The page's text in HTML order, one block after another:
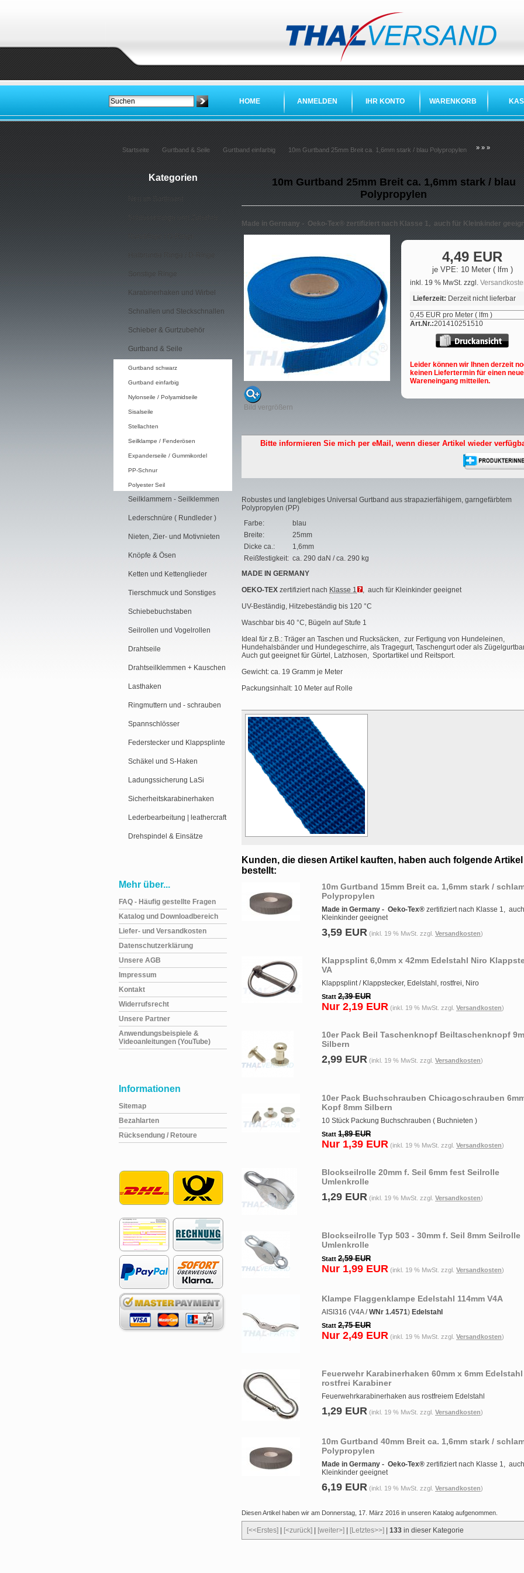
HOME ANMELDEN IHR KONTO WARENKORB
Startseite »
Gurtband & Seile »
Gurtband einfarbig »
10m Gurtband 25mm Breit ca. 1,6mm stark / blau Polypropylen
Kategorien
Neu im Sortiment
Schlüsselringe und Zubehör
Rundringe / O-Ringe
Halbrunde Ringe / D-Ringe
Sonstige Ringe
Karabinerhaken und Wirbel
Schnallen und Steckschnallen
Schieber & Gurtzubehör
Gurtband & Seile
Gurtband schwarz
Gurtband einfarbig
Nylonseile / Polyamidseile
Sisalseile
Stellachten
Seilklampe / Fenderösen
Expanderseile / Gummikordel
PP-Schnur
Polyester Seil
Seilklammern - Seilklemmen
Lederschnüre ( Rundleder )
Nieten, Zier- und Motivnieten
Knöpfe & Ösen
Ketten und Kettenglieder
Tierschmuck und Sonstiges
Schiebebuchstaben
Seilrollen und Vogelrollen
Drahtseile
Drahtseilklemmen + Kauschen
Lasthaken
Ringmuttern und - schrauben
Spannschlösser
Federstecker und Klappsplinte
Schäkel und S-Haken
Ladungssicherung LaSi
Sicherheitskarabinerhaken
Lederbearbeitung | leathercraft
Drehspindel & Einsätze
Mehr über...
FAQ - Häufig gestellte Fragen
Katalog und Downloadbereich
Liefer- und Versandkosten
Datenschutzerklärung
Unsere AGB
Impressum
Kontakt
Widerrufsrecht
Unsere Partner
Anwendungsbeispiele &
Videoanleitungen (YouTube)
Informationen
Sitemap
Bezahlarten
Rücksendung / Retoure
10m Gurtband 25mm Breit ca. 1,6mm stark / blau
Polypropylen
Made in Germany -Oeko-Tex®zertifiziert nach Klasse 1, auch für Kleinkinder
Bild vergrößern
4,49 EUR
je VPE: 10 Meter ( lfm )
inkl. 19 % MwSt. zzgl.
Lieferzeit: Derzeit nicht lieferbar
0,45 EUR pro Meter ( lfm )
Art.Nr.:201410251510
Leider können wir Ihnen derzeit
keinen Liefertermin für einen
Wareneingang mitteilen.
Bitte informieren Sie mich per eMail, wenn dieser Artikel wieder
Robustes und langlebiges Universal Gurtband aus strapazierfähigem, garngefärbtem
Polypropylen (PP)
Farbe:
blau
Breite:
25mm
Dicke ca.:
1,6mm
Reißfestigkeit: ca. 290 daN / ca. 290 kg
MADE IN GERMANY
OEKO-TEX zertifiziert nach Klasse 1
, auch für Kleinkinder geeignet
UV-Beständig, Hitzebeständig bis 120 °C
Waschbar bis 40 °C, Bügeln auf Stufe 1
Ideal für z.B.: Träger an Taschen und Rucksäcken, zur Fertigung von Hundeleinen,
Hundehalsbänder und Hundegeschirre, als Tragegurt, Taschengurt oder als
Auch gut geeignet für Gürtel, Latzhosen, Sportartikel und Reitsport.
Gewicht: ca. 19 Gramm je Meter
Packungsinhalt: 10 Meter auf Rolle
Kunden, die diesen Artikel kauften, haben auch folgende Artikel
bestellt:
10m Gurtband 15mm Breit ca. 1,6mm stark /
Polypropylen
Made in Germany - Oeko-Tex® zertifiziert nach Klasse 1,
Kleinkinder geeignet
3,59 EUR (inkl. 19 % MwSt. zzgl. Versandkosten)
Klappsplint 6,0mm x 42mm Edelstahl Niro
VA
Klappsplint / Klappstecker, Edelstahl, rostfrei, Niro
Statt 2,39 EUR
Nur 2,19 EUR (inkl. 19 % MwSt. zzgl. Versandkosten)
10er Pack Beil Taschenknopf Beiltaschenknopf
Silbern
2,99 EUR (inkl. 19 % MwSt. zzgl. Versandkosten)
10er Pack Buchschrauben Chicagoschrauben
Kopf 8mm Silbern
10 Stück Packung Buchschrauben ( Buchnieten )
Statt 1,89 EUR
Nur 1,39 EUR (inkl. 19 % MwSt. zzgl. Versandkosten)
Blockseilrolle 20mm f. Seil 6mm fest Seilrolle
Umlenkrolle
1,29 EUR (inkl. 19 % MwSt. zzgl. Versandkosten)
Blockseilrolle Typ 503 - 30mm f. Seil 8mm Seilrolle
Umlenkrolle
Statt 2,59 EUR
Nur 1,99 EUR (inkl. 19 % MwSt. zzgl. Versandkosten)
Klampe Flaggenklampe Edelstahl 114mm V4A
AISI316 (V4A /WNr 1.4571) Edelstahl
Statt 2,75 EUR
Nur 2,49 EUR (inkl. 19 % MwSt. zzgl. Versandkosten)
Feuerwehr Karabinerhaken 60mm x 6mm Edelstahl
rostfrei Karabiner
Feuerwehrkarabinerhaken aus rostfreiem Edelstahl
1,29 EUR (inkl. 19 % MwSt. zzgl. Versandkosten)
10m Gurtband 40mm Breit ca. 1,6mm stark /
Polypropylen
Made in Germany - Oeko-Tex® zertifiziert nach Klasse 1,
Kleinkinder geeignet
6,19 EUR (inkl. 19 % MwSt. zzgl. Versandkosten)
Diesen Artikel haben wir am Donnerstag, 17. März 2016 in unseren Katalog aufgenommen.
[<<Erstes] [<zurück] [weiter>] [Letztes>>] 133 in dieser Kategorie